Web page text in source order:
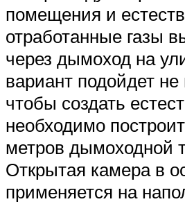
помещения и
отработанные газы
через дымоход на
вариант подойдет не
чтобы создать
необходимо
метров дымоходной
Открытая камера в
применяется на